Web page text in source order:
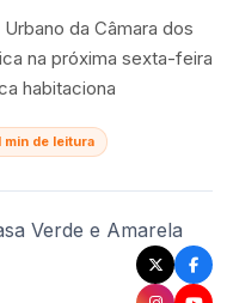
da Câmara dos
na próxima sexta-feira
habitaciona
min de leitura